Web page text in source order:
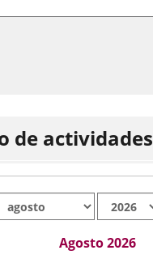
de actividades
Agosto 2026